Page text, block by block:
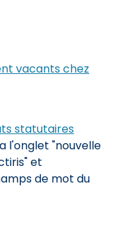
vacants chez
statutaires
l'onglet "nouvelle
et
de mot du